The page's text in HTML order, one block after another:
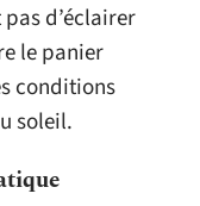
pas d’éclairer
le panier
conditions
soleil.